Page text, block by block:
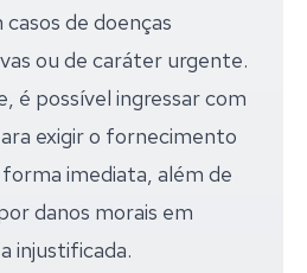
de doenças
ou de caráter urgente.
é possível ingressar com
exigir o fornecimento
imediata, além de
danos morais em
injustificada.